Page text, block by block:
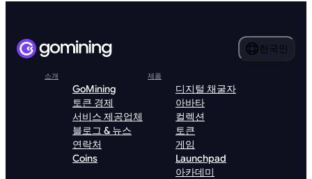
한국인
소개
GoMining
토큰 경제
서비스 제공업체
블로그 & 뉴스
연락처
Coins
제품
디지털 채굴자
아바타
컬렉션
토큰
게임
Launchpad
아카데미